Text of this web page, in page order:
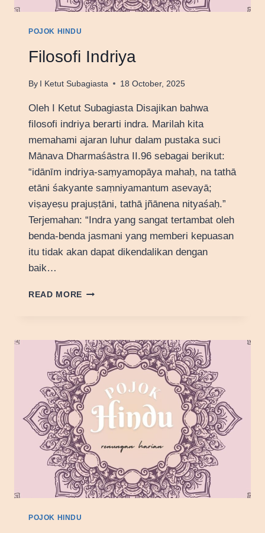
POJOK HINDU
Filosofi Indriya
By I Ketut Subagiasta 18 October, 2025
Oleh I Ketut Subagiasta Disajikan bahwa
filosofi indriya berarti indra. Marilah kita
memahami ajaran luhur dalam pustaka suci
Mānava Dharmaśāstra II.96 sebagai berikut:
“idānīm indriya-saṃyamopāya mahaḥ, na tathā
etāni śakyante saṃniyamantum asevayā;
viṣayeṣu prajuṣṭāni, tathā jñānena nityaśaḥ.”
Terjemahan: “Indra yang sangat tertambat oleh
benda-benda jasmani yang memberi kepuasan
itu tidak akan dapat dikendalikan dengan
baik…
READ MORE FILOSOFI
POJOK HINDU